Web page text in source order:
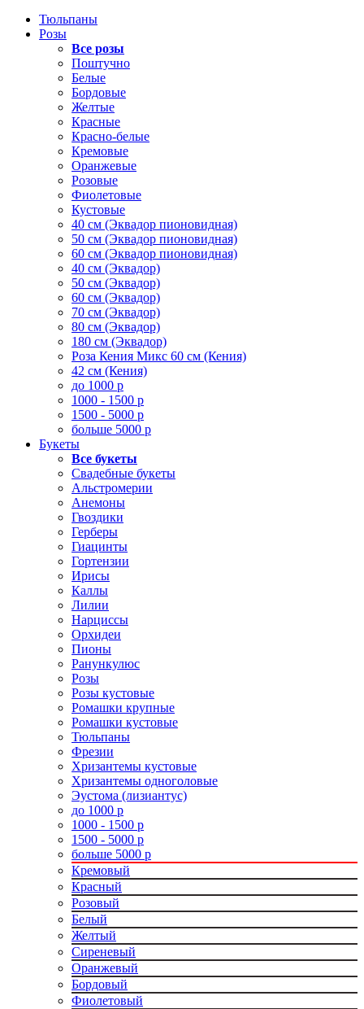
Тюльпаны
Розы
Все розы
Поштучно
Белые
Бордовые
Желтые
Красные
Красно-белые
Кремовые
Оранжевые
Розовые
Фиолетовые
Кустовые
40 см (Эквадор пионовидная)
50 см (Эквадор пионовидная)
60 см (Эквадор пионовидная)
40 см (Эквадор)
50 см (Эквадор)
60 см (Эквадор)
70 см (Эквадор)
80 см (Эквадор)
180 см (Эквадор)
Роза Кения Микс 60 см (Кения)
42 см (Кения)
до 1000 р
1000 - 1500 р
1500 - 5000 р
больше 5000 р
Букеты
Все букеты
Свадебные букеты
Альстромерии
Анемоны
Гвоздики
Герберы
Гиацинты
Гортензии
Ирисы
Каллы
Лилии
Нарциссы
Орхидеи
Пионы
Ранункулюс
Розы
Розы кустовые
Ромашки крупные
Ромашки кустовые
Тюльпаны
Фрезии
Хризантемы кустовые
Хризантемы одноголовые
Эустома (лизиантус)
до 1000 р
1000 - 1500 р
1500 - 5000 р
больше 5000 р
Кремовый
Красный
Розовый
Белый
Желтый
Сиреневый
Оранжевый
Бордовый
Фиолетовый